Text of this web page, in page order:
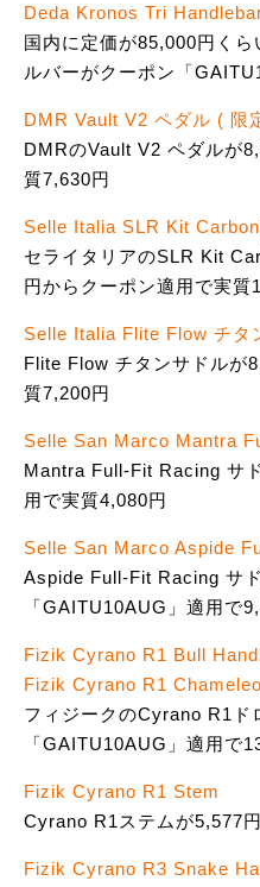
Deda Kronos Tri
国内に定価が85,000円く
ルバーがクーポン「
DMR Vault V2 ペダル ( 限
DMRのVault V2 ペダルが
質7,630円
Selle Italia SLR Kit
セライタリアのSLR Kit
円からクーポン適用で実質
Selle Italia Flite Flow チタ
Flite Flow チタンサドルが
質7,200円
Selle San Marco Mantra
Mantra Full-Fit Racing サ
用で実質4,080円
Selle San Marco Aspide
Aspide Full-Fit Racing サ
「GAITU10AUG」適用で
Fizik Cyrano R1 Bull
Fizik Cyrano R1
フィジークのCyrano R1ド
「GAITU10AUG」適用で
Fizik Cyrano R1 Stem
Cyrano R1ステムが5,577円
Fizik Cyrano R3 Snake